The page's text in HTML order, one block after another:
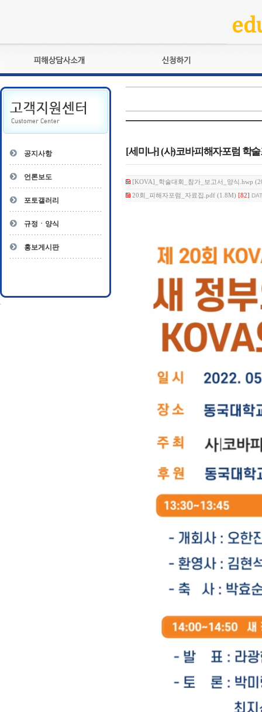
피해상담사란?
자격관리규정
상담사 자격증 확인
- 피해상담사 1급
- 전문수련감독자
- 전문수련기관
교육훈련
자격복원
공지사항
언론보도
포토갤러리
규정ㆍ양식
홍보게시판
[세미나] (사)코바피해자포럼 학
[KOVA]_학술대회_참가_보고서_양식.hwp
20회_피해자포럼_자료집.pdf (1.8M) [82]